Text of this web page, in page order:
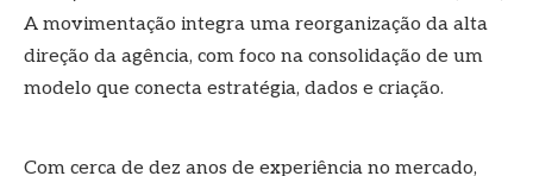
A movimentação integra uma reorganização da alta
direção da agência, com foco na consolidação de um
modelo que conecta estratégia, dados e criação.
Com cerca de dez anos de experiência no mercado,